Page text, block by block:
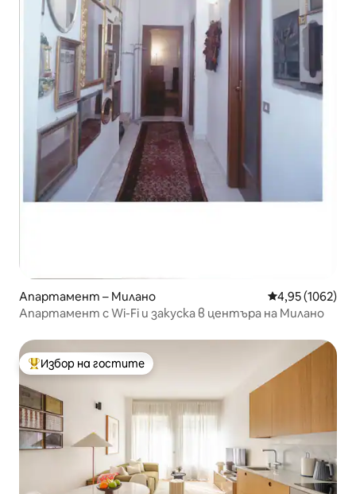
Апартамент – Милано Средна
4,95 (1062)
Апартамент с Wi-Fi и закуска в центъра на Милано
Най-популярен избор на гостите
Избор на гостите